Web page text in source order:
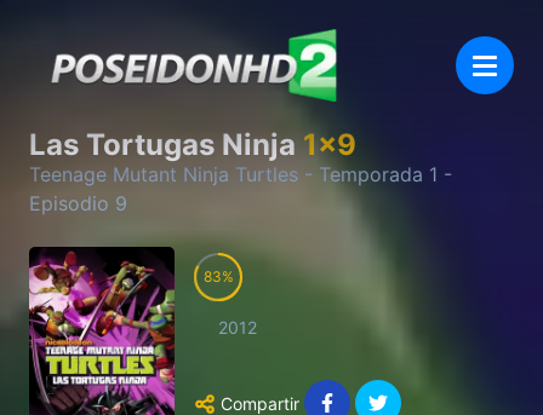
Las Tortugas Ninja 1x9
Teenage Mutant Ninja Turtles - Temporada 1 -
Episodio 9
83
2012
Compartir